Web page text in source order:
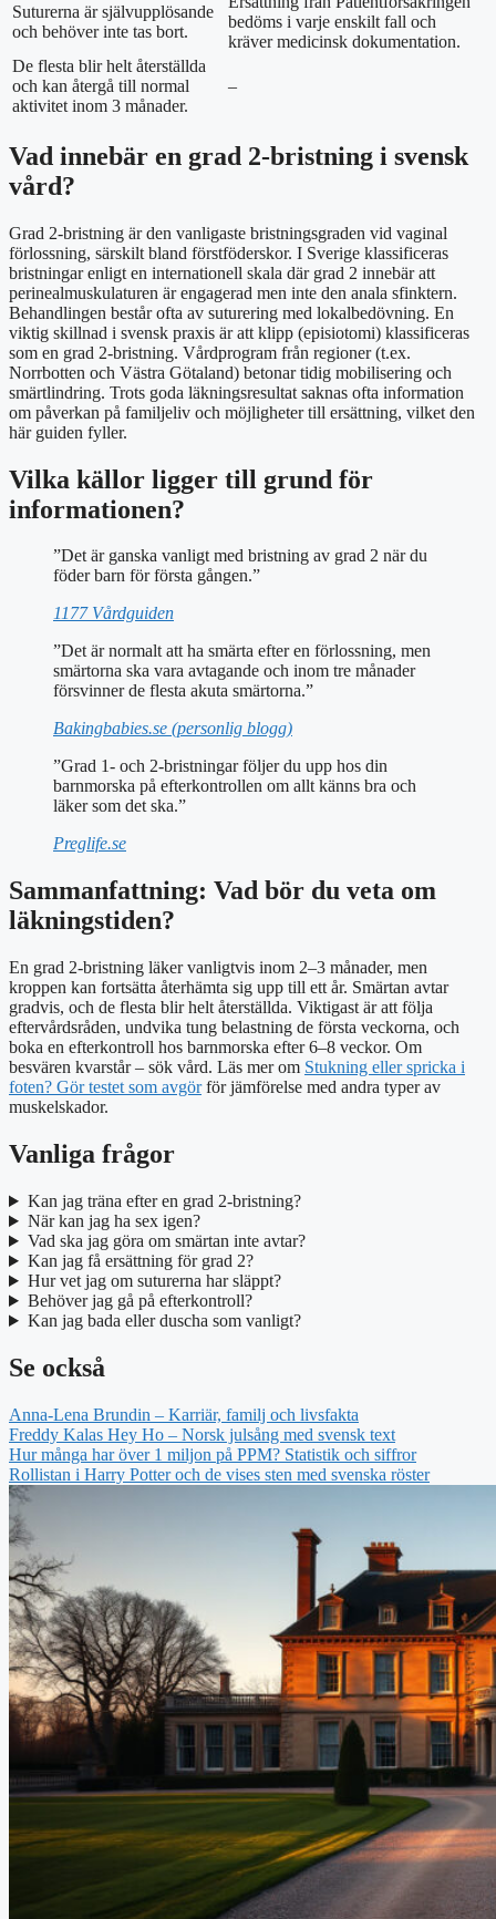
Suturerna är självupplösande
och behöver inte tas bort.
bedöms i varje enskilt fall och
kräver medicinsk dokumentation.
De flesta blir helt återställda
och kan återgå till normal
aktivitet inom 3 månader.
–
Vad innebär en grad 2-bristning i svensk
vård?
Grad 2-bristning är den vanligaste bristningsgraden vid vaginal
förlossning, särskilt bland förstföderskor. I Sverige klassificeras
bristningar enligt en internationell skala där grad 2 innebär att
perinealmuskulaturen är engagerad men inte den anala sfinktern.
Behandlingen består ofta av suturering med lokalbedövning. En
viktig skillnad i svensk praxis är att klipp (episiotomi) klassificeras
som en grad 2-bristning. Vårdprogram från regioner (t.ex.
Norrbotten och Västra Götaland) betonar tidig mobilisering och
smärtlindring. Trots goda läkningsresultat saknas ofta information
om påverkan på familjeliv och möjligheter till ersättning, vilket den
här guiden fyller.
Vilka källor ligger till grund för
informationen?
”Det är ganska vanligt med bristning av grad 2 när du
föder barn för första gången.”
1177 Vårdguiden
”Det är normalt att ha smärta efter en förlossning, men
smärtorna ska vara avtagande och inom tre månader
försvinner de flesta akuta smärtorna.”
Bakingbabies.se (personlig blogg)
”Grad 1- och 2-bristningar följer du upp hos din
barnmorska på efterkontrollen om allt känns bra och
läker som det ska.”
Preglife.se
Sammanfattning: Vad bör du veta om
läkningstiden?
En grad 2-bristning läker vanligtvis inom 2–3 månader, men
kroppen kan fortsätta återhämta sig upp till ett år. Smärtan avtar
gradvis, och de flesta blir helt återställda. Viktigast är att följa
eftervårdsråden, undvika tung belastning de första veckorna, och
boka en efterkontroll hos barnmorska efter 6–8 veckor. Om
besvären kvarstår – sök vård. Läs mer om Stukning eller spricka i
foten? Gör testet som avgörför jämförelse med andra typer av
muskelskador.
Vanliga frågor
Kan jag träna efter en grad 2-bristning?
När kan jag ha sex igen?
Vad ska jag göra om smärtan inte avtar?
Kan jag få ersättning för grad 2?
Hur vet jag om suturerna har släppt?
Behöver jag gå på efterkontroll?
Kan jag bada eller duscha som vanligt?
Se också
Anna-Lena Brundin – Karriär, familj och livsfakta
Freddy Kalas Hey Ho – Norsk julsång med svensk text
Hur många har över 1 miljon på PPM? Statistik och siffror
Rollistan i Harry Potter och de vises sten med svenska röster